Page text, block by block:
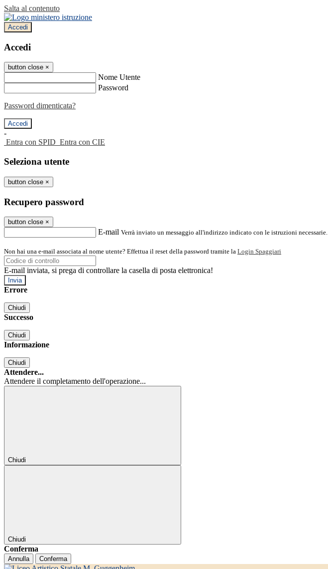
Salta al contenuto
Accedi
Accedi
button close ×
Nome Utente
Password
Password dimenticata?
-
Entra con SPID Entra con CIE
Seleziona utente
button close ×
Recupero password
button close ×
E-mail Verrà inviato un messaggio all'indirizzo indicato con le istruzioni necessarie.
Non hai una e-mail associata al nome utente? Effettua il reset della password tramite la Login Spaggiari
E-mail inviata, si prega di controllare la casella di posta elettronica!
Errore
Chiudi
Successo
Chiudi
Informazione
Chiudi
Attendere...
Attendere il completamento dell'operazione...
Chiudi
Chiudi
Conferma
Annulla Conferma